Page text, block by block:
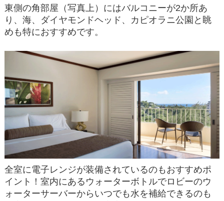
東側の角部屋（写真上）にはバルコニーが2か所あ
り、海、ダイヤモンドヘッド、カピオラニ公園と眺
めも特におすすめです。
全室に電子レンジが装備されているのもおすすめポ
イント！室内にあるウォーターボトルでロビーのウ
ォーターサーバーからいつでも水を補給できるのも